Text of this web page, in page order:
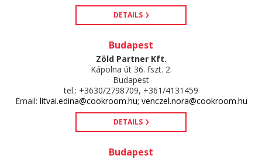
DETAILS
Budapest
Zöld Partner Kft.
Kápolna út 36. fszt. 2.
Budapest
tel.: +3630/2798709, +361/4131459
Email: litvai.edina@cookroom.hu; venczel.nora@cookroom.hu
DETAILS
Budapest